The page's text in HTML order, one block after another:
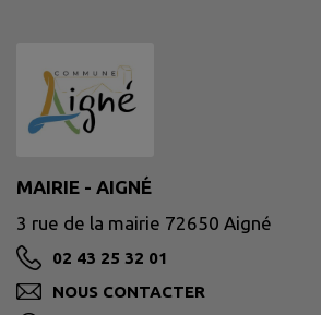
MAIRIE - AIGNÉ
3 rue de la mairie 72650 Aigné
02 43 25 32 01
NOUS CONTACTER